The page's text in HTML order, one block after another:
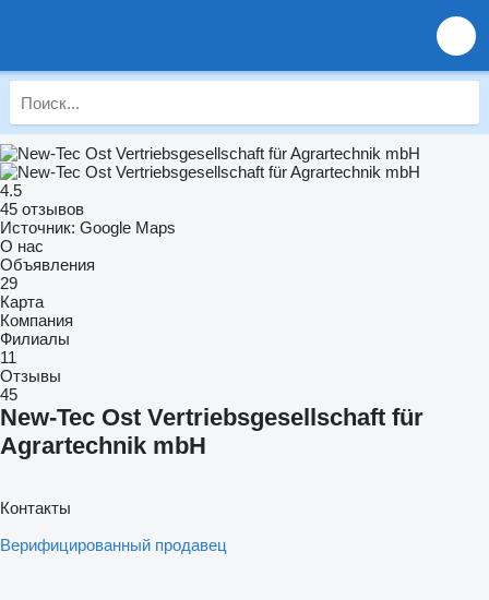
4.5
45 отзывов
Источник: Google Maps
О нас
Объявления
29
Карта
Компания
Филиалы
11
Отзывы
45
New-Tec Ost Vertriebsgesellschaft für
Agrartechnik mbH
Контакты
Верифицированный продавец